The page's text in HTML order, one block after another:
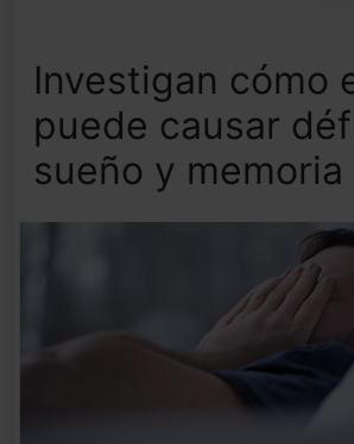
Investigan cómo
puede causar
sueño y memoria